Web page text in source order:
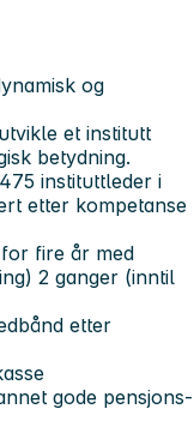
og
et institutt
betydning.
instituttleder i
etter kompetanse
fire år med
2 ganger (inntil
etter
gode pensjons-